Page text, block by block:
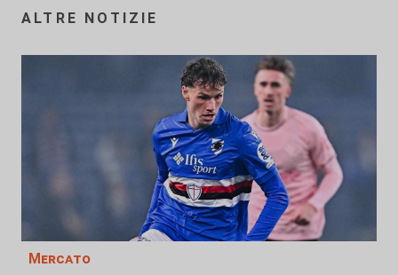
ALTRE NOTIZIE
Mercato